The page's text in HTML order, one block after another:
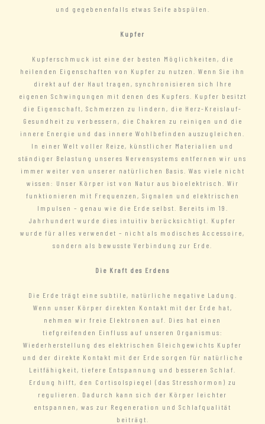
und gegebenenfalls etwas Seife abspülen.
Kupfer
Kupferschmuck ist eine der besten Möglichkeiten, die
heilenden Eigenschaften von Kupfer zu nutzen. Wenn Sie ihn
direkt auf der Haut tragen, synchronisieren sich Ihre
eigenen Schwingungen mit denen des Kupfers. Kupfer besitzt
die Eigenschaft, Schmerzen zu lindern, die Herz-Kreislauf-
Gesundheit zu verbessern, die Chakren zu reinigen und die
innere Energie und das innere Wohlbefinden auszugleichen.
In einer Welt voller Reize, künstlicher Materialien und
ständiger Belastung unseres Nervensystems entfernen wir uns
immer weiter von unserer natürlichen Basis. Was viele nicht
wissen: Unser Körper ist von Natur aus bioelektrisch. Wir
funktionieren mit Frequenzen, Signalen und elektrischen
Impulsen – genau wie die Erde selbst. Bereits im 19.
Jahrhundert wurde dies intuitiv berücksichtigt. Kupfer
wurde für alles verwendet – nicht als modisches Accessoire,
sondern als bewusste Verbindung zur Erde.
Die Kraft des Erdens
Die Erde trägt eine subtile, natürliche negative Ladung.
Wenn unser Körper direkten Kontakt mit der Erde hat,
nehmen wir freie Elektronen auf. Dies hat einen
tiefgreifenden Einfluss auf unseren Organismus:
Wiederherstellung des elektrischen Gleichgewichts Kupfer
und der direkte Kontakt mit der Erde sorgen für natürliche
Leitfähigkeit, tiefere Entspannung und besseren Schlaf.
Erdung hilft, den Cortisolspiegel (das Stresshormon) zu
regulieren. Dadurch kann sich der Körper leichter
entspannen, was zur Regeneration und Schlafqualität
beiträgt.